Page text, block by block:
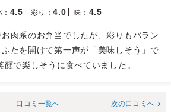
： 4.5 彩り ：4.0 味 ： 4.5
肉系のお弁当でしたが、彩りもバラン
たを開けて第一声が「美味しそう」で
で楽しそうに食べていました。
口コミ一覧へ 次の口コミへ